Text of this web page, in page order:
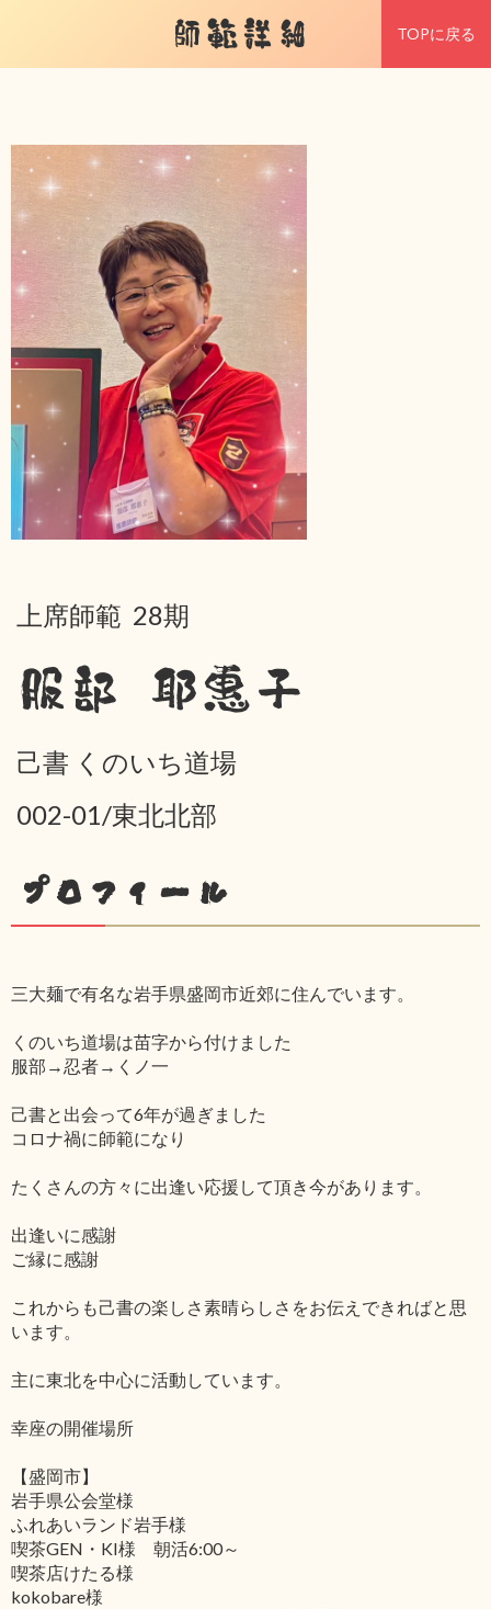
師範詳細 TOPに戻る
上席師範 28期
服部 耶惠子
己書 くのいち道場
002-01/東北北部
プロフィール
三大麺で有名な岩手県盛岡市近郊に住んでいます。
くのいち道場は苗字から付けました
服部→忍者→くノ一
己書と出会って6年が過ぎました
コロナ禍に師範になり
たくさんの方々に出逢い応援して頂き今があります。
出逢いに感謝
ご縁に感謝
これからも己書の楽しさ素晴らしさをお伝えできればと思
います。
主に東北を中心に活動しています。
幸座の開催場所
【盛岡市】
岩手県公会堂様
ふれあいランド岩手様
喫茶GEN・KI様 朝活6:00～
喫茶店けたる様
kokobare様